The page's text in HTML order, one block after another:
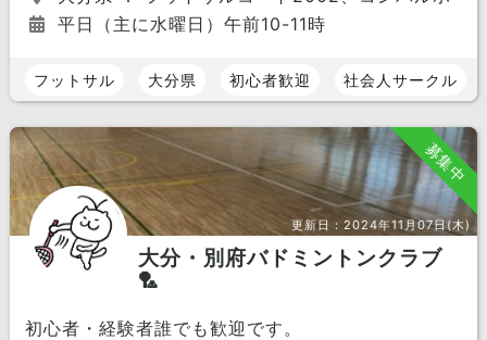
平日（主に水曜日）午前10-11時
フットサル 大分県 初心者歓迎 社会人サークル
募集中
更新日：2024年11月07日(木)
大分・別府バドミントンクラブ
🏸
初心者・経験者誰でも歓迎です。